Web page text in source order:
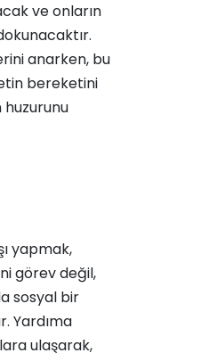
ve onların
anarken, bu
bereketini
huzurunu
yapmak,
görev değil,
sosyal bir
Yardıma
ulaşarak,